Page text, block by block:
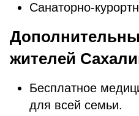
Санаторно-
жителей
Бесплатное
для всей семьи.